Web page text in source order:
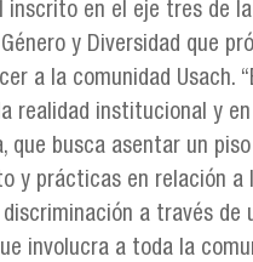
inscrito en el eje tres de
y Diversidad que
a la comunidad Usach.
realidad institucional y
que busca asentar un
y prácticas en relación a
discriminación a través de
involucra a toda la